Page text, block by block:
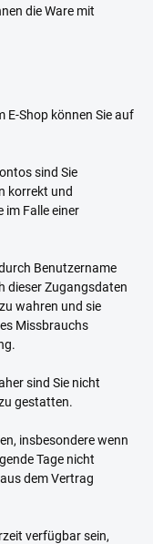
die Ware mit
E-Shop können Sie auf
sind Sie
korrekt und
im Falle einer
Benutzername
dieser Zugangsdaten
wahren und sie
Missbrauchs
sind Sie nicht
gestatten.
insbesondere wenn
Tage nicht
dem Vertrag
verfügbar sein,